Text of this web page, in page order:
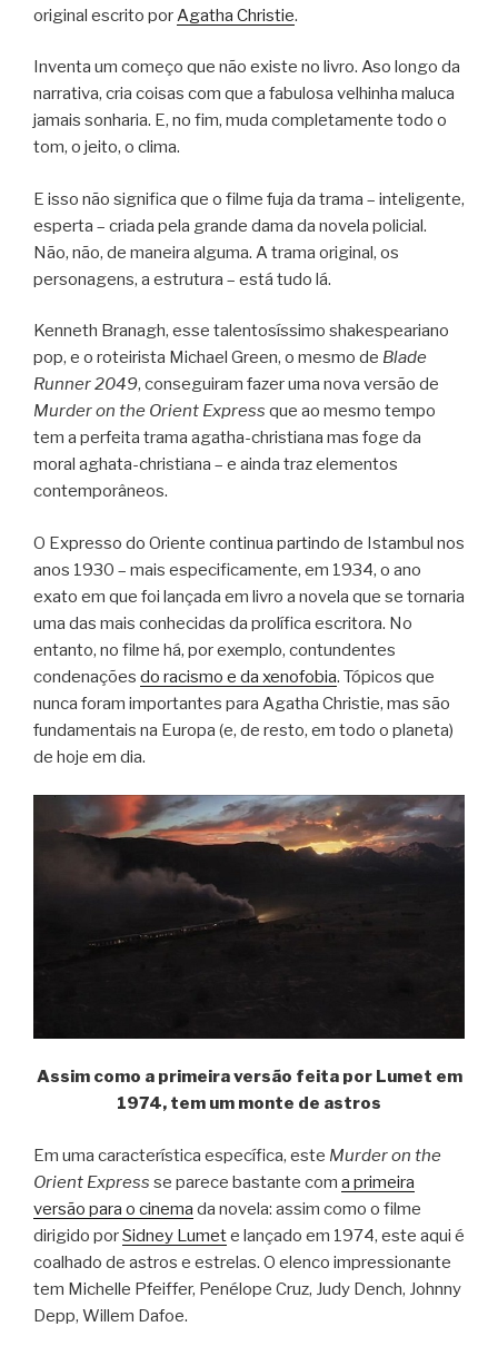
original escrito porAgatha Christie.
Inventa um começo que não existe no livro. Aso longo da
narrativa, cria coisas com que a fabulosa velhinha maluca
jamais sonharia. E, no fim, muda completamente todo o
tom, o jeito, o clima.
E isso não significa que o filme fuja da trama – inteligente,
esperta – criada pela grande dama da novela policial.
Não, não, de maneira alguma. A trama original, os
personagens, a estrutura – está tudo lá.
Kenneth Branagh, esse talentosíssimo shakespeariano
pop, e o roteirista Michael Green, o mesmo de Blade
Runner 2049, conseguiram fazer uma nova versão de
Murder on the Orient Express que ao mesmo tempo
tem a perfeita trama agatha-christiana mas foge da
moral aghata-christiana – e ainda traz elementos
contemporâneos.
O Expresso do Oriente continua partindo de Istambul nos
anos 1930 – mais especificamente, em 1934, o ano
exato em que foi lançada em livro a novela que se tornaria
uma das mais conhecidas da prolífica escritora. No
entanto, no filme há, por exemplo, contundentes
condenações do racismo e da xenofobia. Tópicos que
nunca foram importantes para Agatha Christie, mas são
fundamentais na Europa (e, de resto, em todo o planeta)
de hoje em dia.
Assim como a primeira versão feita por Lumet em
1974, tem um monte de astros
Em uma característica específica, este Murder on the
Orient Express se parece bastante com a primeira
versão para o cinema da novela: assim como o filme
dirigido porSidney Lumete lançado em 1974, este aqui é
coalhado de astros e estrelas. O elenco impressionante
tem Michelle Pfeiffer, Penélope Cruz, Judy Dench, Johnny
Depp, Willem Dafoe.